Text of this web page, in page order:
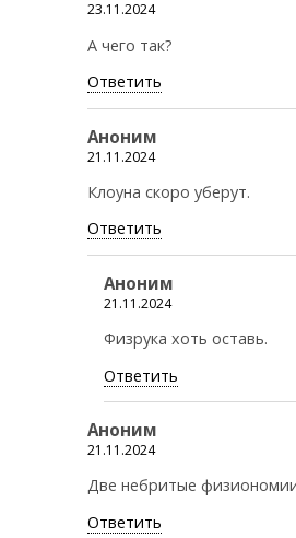
23.11.2024
А чего так?
Ответить
Аноним
21.11.2024
Клоуна скоро уберут.
Ответить
Аноним
21.11.2024
Физрука хоть оставь.
Ответить
Аноним
21.11.2024
Две небритые
Ответить